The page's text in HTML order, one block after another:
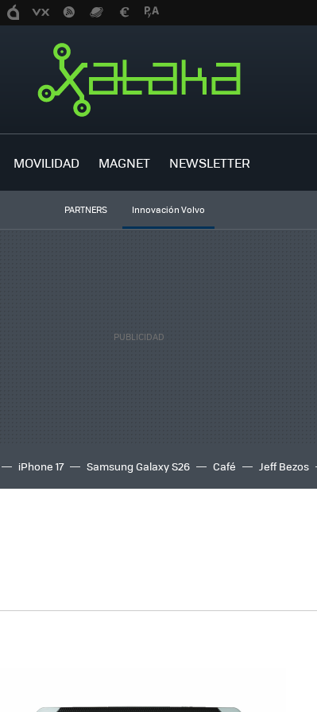
MOVILIDAD MAGNET NEWSLETTER
PARTNERS Innovación Volvo
iPhone 17 Samsung Galaxy S26 Café Jeff Bezos